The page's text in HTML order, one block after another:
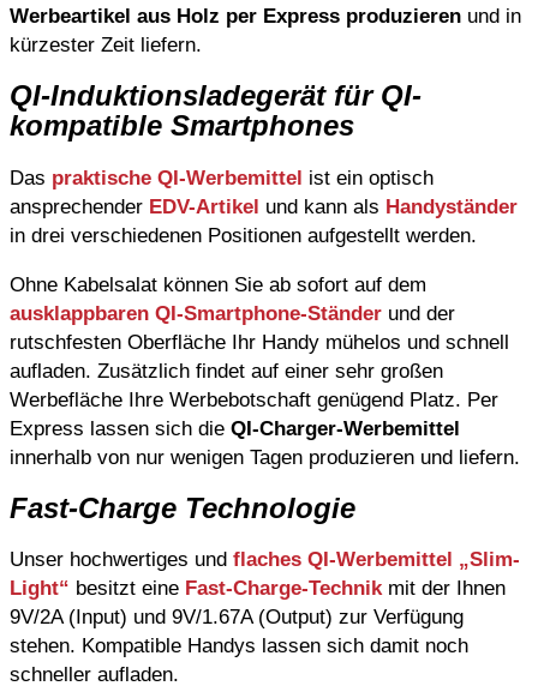
Werbeartikel aus Holz per Express produzieren und in
kürzester Zeit liefern.
QI-Induktionsladegerät für QI-
kompatible Smartphones
Das praktische QI-Werbemittel ist ein optisch
ansprechender EDV-Artikel und kann als Handyständer
in drei verschiedenen Positionen aufgestellt werden.
Ohne Kabelsalat können Sie ab sofort auf dem
ausklappbaren QI-Smartphone-Ständer und der
rutschfesten Oberfläche Ihr Handy mühelos und schnell
aufladen. Zusätzlich findet auf einer sehr großen
Werbefläche Ihre Werbebotschaft genügend Platz. Per
Express lassen sich die QI-Charger-Werbemittel
innerhalb von nur wenigen Tagen produzieren und liefern.
Fast-Charge Technologie
Unser hochwertiges und flaches QI-Werbemittel „Slim-
Light“ besitzt eine Fast-Charge-Technikmit der Ihnen
9V/2A (Input) und 9V/1.67A (Output) zur Verfügung
stehen. Kompatible Handys lassen sich damit noch
schneller aufladen.